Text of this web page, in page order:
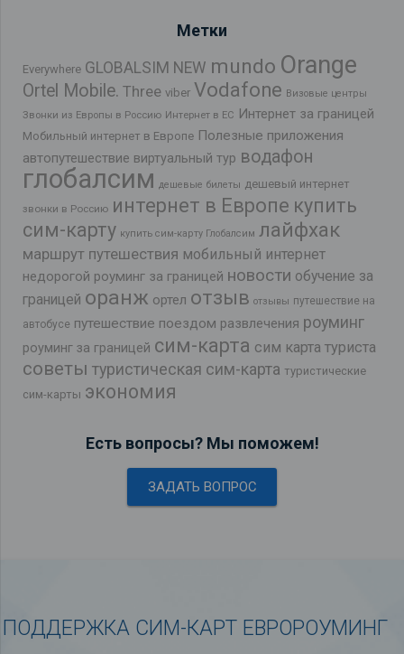
Метки
Everywhere GLOBALSIM NEW mundo Orange
Ortel Mobile. Three viber Vodafone Визовые центры
Звонки из Европы в Россию Интернет в ЕС Интернет за границей
Мобильный интернет в Европе Полезные приложения
автопутешествие виртуальный тур водафон
глобалсим дешевые билеты дешевый интернет
звонки в Россию интернет в Европе купить
сим-карту купить сим-карту Глобалсим лайфхак
маршрут путешествия мобильный интернет
недорогой роуминг за границей новости обучение за
границей оранж ортел отзыв отзывы путешествие на
автобусе путешествие поездом развлечения роуминг
роуминг за границей сим-карта сим карта туриста
советы туристическая сим-карта туристические
сим-карты экономия
Есть вопросы? Мы поможем!
ЗАДАТЬ ВОПРОС
ПОДДЕРЖКА СИМ-КАРТ ЕВРОРОУМИНГ